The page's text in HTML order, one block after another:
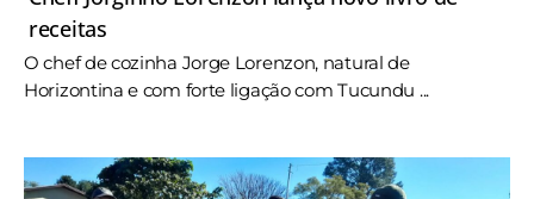
receitas
O chef de cozinha Jorge Lorenzon, natural de
Horizontina e com forte ligação com Tucundu ...